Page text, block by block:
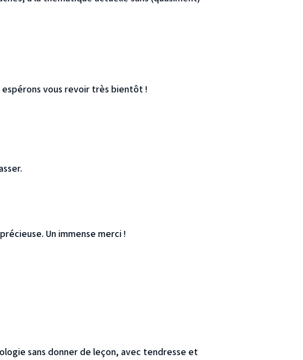
vous revoir très bientôt !
Un immense merci !
sans donner de leçon, avec tendresse et